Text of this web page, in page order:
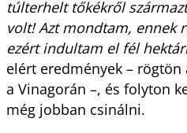
túlterhelt tőkékről
volt! Azt mondtam, ennek
ezért indultam el fél
elért eredmények –
a Vinagorán –, és folyton
még jobban csinálni.